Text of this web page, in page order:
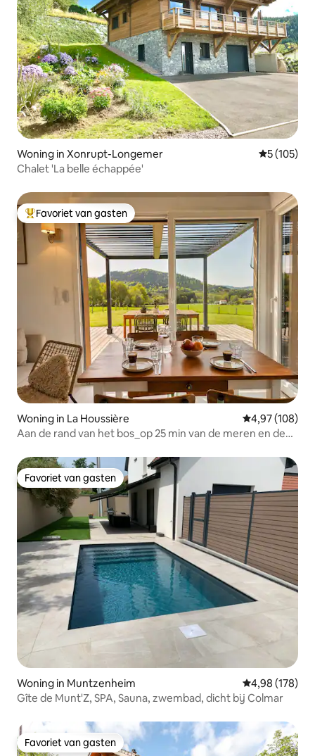
Woning in Xonrupt-Longemer
5 (105)
Chalet 'La belle échappée'
Topfavoriet van gasten
Favoriet van gasten
Woning in La Houssière Gemiddelde
4,97 (108)
Aan de rand van het bos_op 25 min van de meren en de
Favoriet van gasten
Favoriet van gasten
Woning in Muntzenheim Gemiddelde
4,98 (178)
Gîte de Munt'Z, SPA, Sauna, zwembad, dicht bij Colmar
Favoriet van gasten
Favoriet van gasten